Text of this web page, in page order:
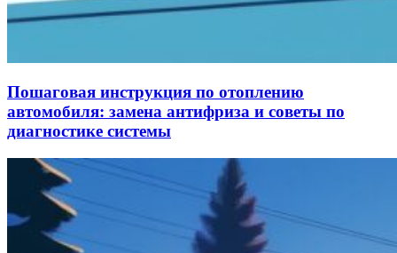
Пошаговая инструкция по отоплению
автомобиля: замена антифриза и советы по
диагностике системы